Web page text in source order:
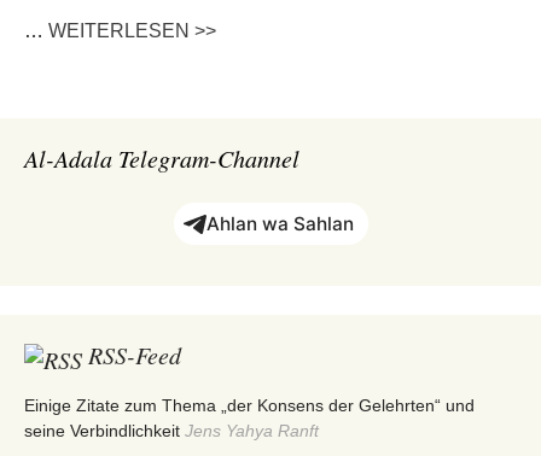
… WEITERLESEN >>
Al-Adala Telegram-Channel
Ahlan wa Sahlan
RSS-Feed
Einige Zitate zum Thema „der Konsens der Gelehrten“ und
seine Verbindlichkeit Jens Yahya Ranft